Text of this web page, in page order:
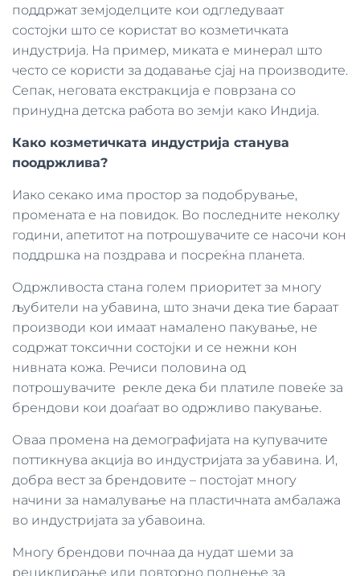
поддржат земјоделците кои одгледуваат
состојки што се користат во козметичката
индустрија. На пример, миката е минерал што
често се користи за додавање сјај на производите.
Сепак, неговата екстракција е поврзана со
принудна детска работа во земји како Индија.
Како козметичката индустрија станува
поодржлива?
Иако секако има простор за подобрување,
промената е на повидок. Во последните неколку
години, апетитот на потрошувачите се насочи кон
поддршка на поздрава и посреќна планета.
Одржливоста стана голем приоритет за многу
љубители на убавина, што значи дека тие бараат
производи кои имаат намалено пакување, не
содржат токсични состојки и се нежни кон
нивната кожа. Речиси половина од
потрошувачите рекле дека би платиле повеќе за
брендови кои доаѓаат во одржливо пакување.
Оваа промена на демографијата на купувачите
поттикнува акција во индустријата за убавина. И,
добра вест за брендовите – постојат многу
начини за намалување на пластичната амбалажа
во индустријата за убавоина.
Многу брендови почнаа да нудат шеми за
рециклирање или повторно полнење за